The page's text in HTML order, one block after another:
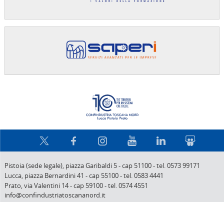
Pistoia (sede legale), piazza Garibaldi 5-cap 51100-tel. 0573 99171
Lucca, piazza Bernardini 41 -cap 55100-tel. 0583 4441
Prato,via Valentini 14-cap 59100-tel. 0574 4551
info@confindustriatoscananord.it